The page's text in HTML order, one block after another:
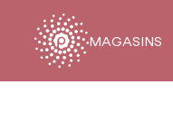
MAGASINS